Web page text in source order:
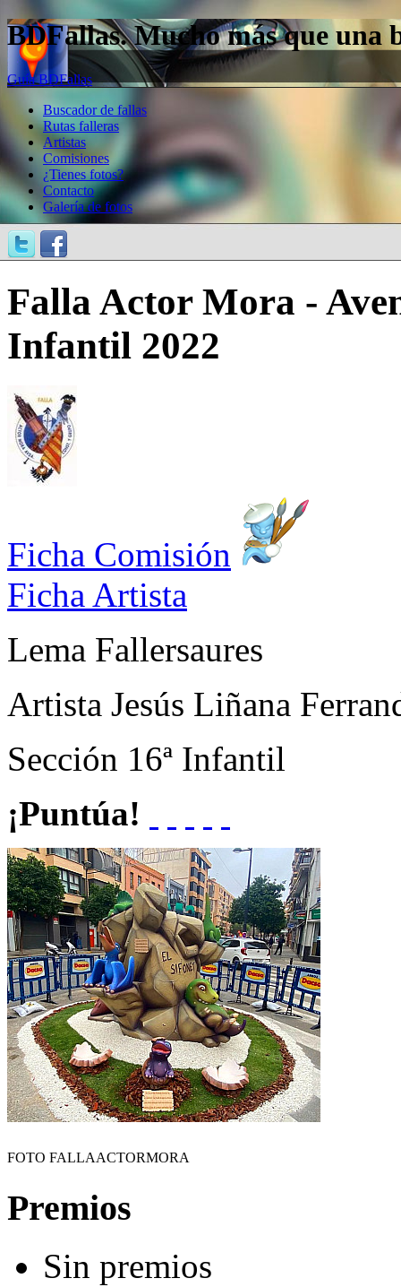
BDFallas. Mucho más que una
Guía BDFallas
Buscador de fallas
Rutas falleras
Artistas
Comisiones
¿Tienes fotos?
Contacto
Galería de fotos
Falla Actor Mora -
Infantil 2022
Ficha Comisión
Ficha Artista
Lema Fallersaures
Artista Jesús Liñana
Sección 16ª Infantil
¡Puntúa!
FOTO FALLAACTORMORA
Premios
Sin premios